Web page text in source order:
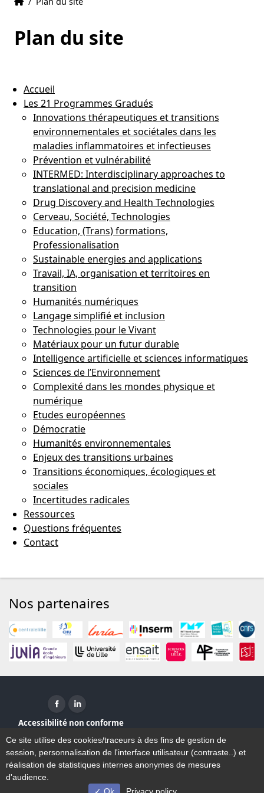
Plan du site
Accueil
Les 21 Programmes Gradués
Innovations thérapeutiques et transitions
environnementales et sociétales dans les
maladies inflammatoires et infectieuses
Prévention et vulnérabilité
INTERMED: Interdisciplinary approaches to
translational and precision medicine
Drug Discovery and Health Technologies
Cerveau, Société, Technologies
Education, (Trans) formations,
Professionalisation
Sustainable energies and applications
Travail, IA, organisation et territoires en
transition
Humanités numériques
Langage simplifié et inclusion
Technologies pour le Vivant
Matériaux pour un futur durable
Intelligence artificielle et sciences informatiques
Sciences de l’Environnement
Complexité dans les mondes physique et
numérique
Etudes européennes
Démocratie
Humanités environnementales
Enjeux des transitions urbaines
Transitions économiques, écologiques et
sociales
Incertitudes radicales
Ressources
Questions fréquentes
Contact
Nos partenaires
Facebook ( nouvelle fenêtre)
Linkedin ( nouvelle fenêtre)
Accessibilité non conforme
Mentions légales
Contact
Ce site utilise des cookies/traceurs à des fins de gestion de
session, personnalisation de l'interface utilisateur (contraste..) et
réalisation de statistiques internes anonymes de mesures
d'audience.